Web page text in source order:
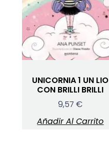
UNICORNIA 1 UN LIO
CON BRILLI BRILLI
9,57€
Añadir Al Carrito